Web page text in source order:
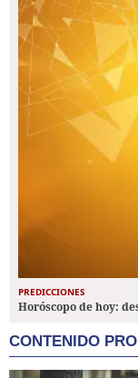
PREDICCIONES
Horóscopo de hoy:
CONTENIDO